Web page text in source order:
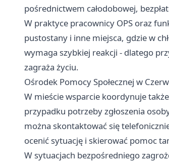
pośrednictwem całodobowej,
W praktyce pracownicy OPS oraz
pustostany i inne miejsca, gdzie w
wymaga szybkiej reakcji - dlatego
zagraża życiu.
Ośrodek Pomocy Społecznej w
W mieście wsparcie koordynuje także
przypadku potrzeby zgłoszenia
można skontaktować się
ocenić sytuację i skierować pomoc
W sytuacjach bezpośredniego